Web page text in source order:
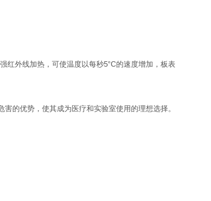
外线加热，可使温度以每秒5°C的速度增加，板表
的优势，使其成为医疗和实验室使用的理想选择。